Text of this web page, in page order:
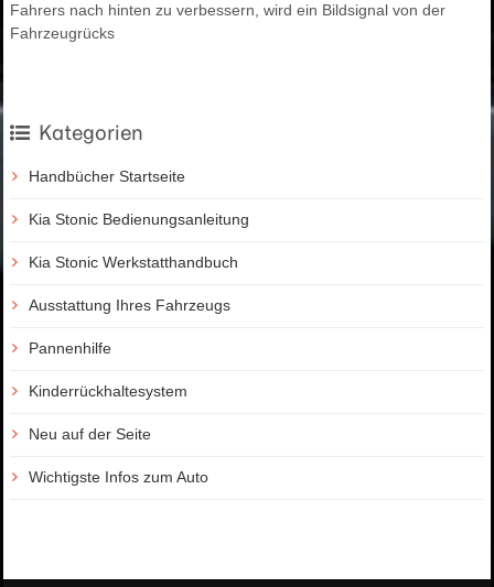
Fahrers nach hinten zu verbessern, wird ein Bildsignal von der
Fahrzeugrücks
Kategorien
Handbücher Startseite
Kia Stonic Bedienungsanleitung
Kia Stonic Werkstatthandbuch
Ausstattung Ihres Fahrzeugs
Pannenhilfe
Kinderrückhaltesystem
Neu auf der Seite
Wichtigste Infos zum Auto